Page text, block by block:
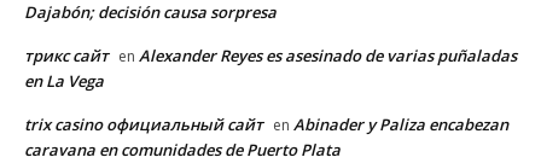
Dajabón; decisión causa sorpresa
трикс сайт en Alexander Reyes es asesinado de varias puñaladas
en La Vega
trix casino официальный сайт en Abinader y Paliza encabezan
caravana en comunidades de Puerto Plata